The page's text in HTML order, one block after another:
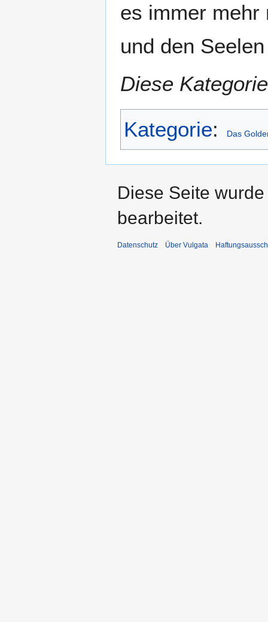
es immer
und den
Diese
Kategorie: Das
Diese Seite
bearbeitet.
Datenschutz Über Vulgata